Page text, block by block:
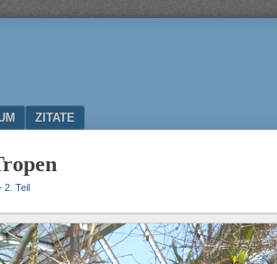
ZITATE
2. Teil